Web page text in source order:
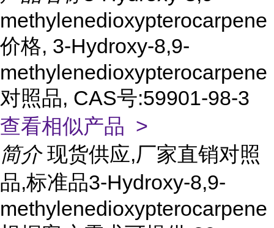
methylenedioxypterocarpene
价格, 3-Hydroxy-8,9-
methylenedioxypterocarpene
对照品, CAS号:59901-98-3
查看相似产品 >
简介 现货供应,厂家直销对照
品,标准品3-Hydroxy-8,9-
methylenedioxypterocarpene